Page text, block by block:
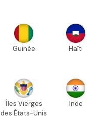
Guinée Haïti
Îles Vierges
des États-Unis
Inde